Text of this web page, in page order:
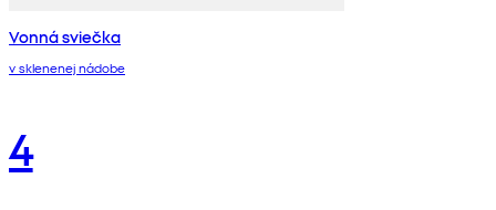
Vonná sviečka
v sklenenej nádobe
4